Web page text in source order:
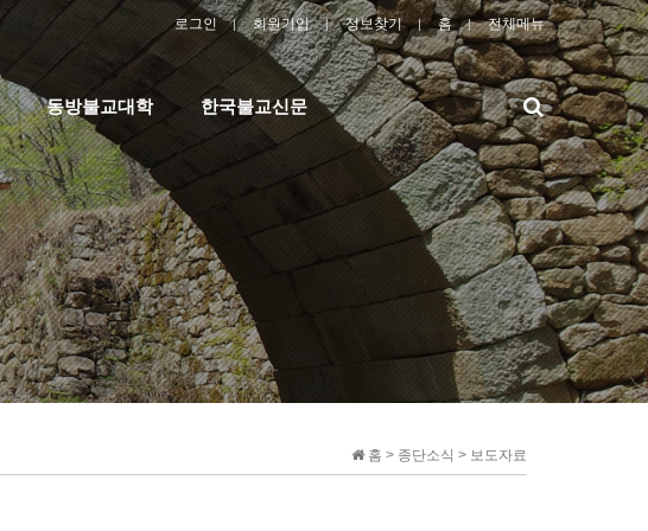
로그인 회원가입 정보찾기 홈 전체메뉴
동방불교대학 한국불교신문
검
색
홈 > 종단소식 > 보도자료